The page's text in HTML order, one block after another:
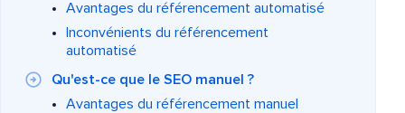
Avantages du référencement automatisé
Inconvénients du référencement
automatisé
Qu'est-ce que le SEO manuel ?
Avantages du référencement manuel